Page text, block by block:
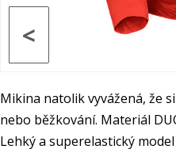
<
Mikina natolik vyvážená, že
nebo běžkování. Materiál
Lehký a superelastický